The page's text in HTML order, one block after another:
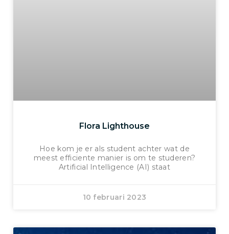
Flora Lighthouse
Hoe kom je er als student achter wat de
meest efficiente manier is om te studeren?
Artificial Intelligence (AI) staat
10 februari 2023